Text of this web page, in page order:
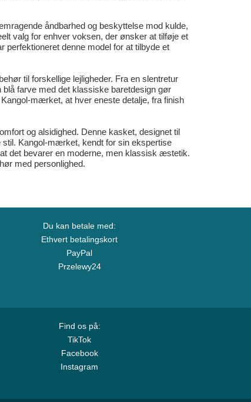
åndbarhed og beskyttelse mod kulde,
valg for enhver voksen, der ønsker at tilføje et
denne model for at tilbyde et
til forskellige lejligheder. Fra en slentretur
farve med det klassiske baretdesign gør
mærket, at hver eneste detalje, fra finish
og alsidighed. Denne kasket, designet til
stil. Kangol-mærket, kendt for sin ekspertise
det bevarer en moderne, men klassisk æstetik.
med personlighed.
Du kan betale med:
Ethvert betalingskort
PayPal
Przelewy24
Find os på:
TikTok
Facebook
Instagram